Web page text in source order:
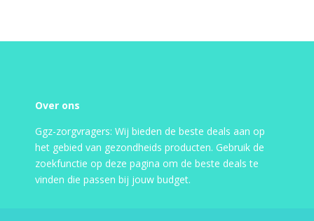
Over ons
Ggz-zorgvragers: Wij bieden de beste deals aan op
het gebied van gezondheids producten. Gebruik de
zoekfunctie op deze pagina om de beste deals te
vinden die passen bij jouw budget.